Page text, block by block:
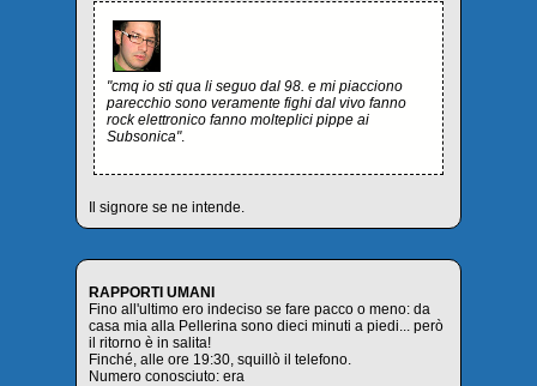
"cmq io sti qua li seguo dal 98. e mi piacciono
parecchio sono veramente fighi dal vivo fanno
rock elettronico fanno molteplici pippe ai
Subsonica".
Il signore se ne intende.
RAPPORTI UMANI
Fino all'ultimo ero indeciso se fare pacco o meno: da
casa mia alla Pellerina sono dieci minuti a piedi... però
il ritorno è in salita!
Finché, alle ore 19:30, squillò il telefono.
Numero conosciuto: era